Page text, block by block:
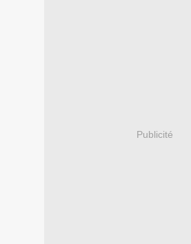
Publicité